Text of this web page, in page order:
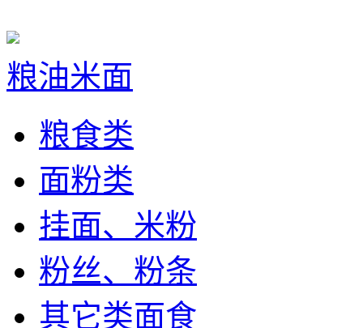
粮油米面
粮食类
面粉类
挂面、米粉
粉丝、粉条
其它类面食